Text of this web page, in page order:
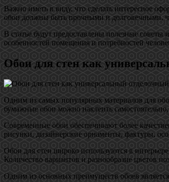
Важно иметь в виду, что сделать интересное
обои должны быть прочными и долговечными,
В статье будут предоставлены полезные
особенностей помещения и потребностей
Обои для стен как
Одним из самых популярных материалов для
бумажные обои можно наклеить
Современные обои обеспечивают более
рисунки, дизайнерские орнаменты, фактуры,
Обои для стен широко используются в
Количество вариантов и разнообразие цветов
Одним из основных преимуществ обоев